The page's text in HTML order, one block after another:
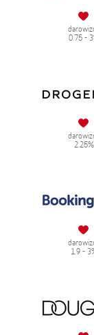
0.75 -
2.25%
1.9 -